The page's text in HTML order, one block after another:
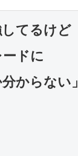
してるけど
ドに
からない」